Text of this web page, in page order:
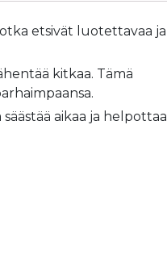
etsivät luotettavaa ja
kitkaa. Tämä
aikaa ja helpottaa